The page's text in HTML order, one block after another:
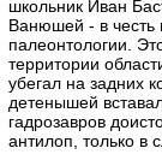
школьник Иван
Ванюшей - в честь
палеонтологии.
территории
убегал на задних
детенышей
гадрозавров
антилоп, только в